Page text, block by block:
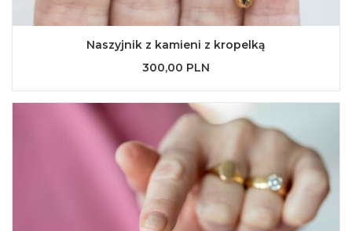
Naszyjnik z kamieni z kropelką
300,00 PLN